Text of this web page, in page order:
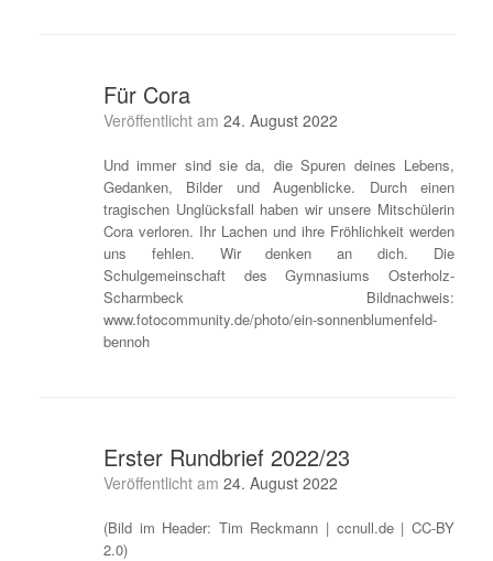
Für Cora
Veröffentlicht am 24. August 2022
Und immer sind sie da, die Spuren deines Lebens,
Gedanken, Bilder und Augenblicke. Durch einen
tragischen Unglücksfall haben wir unsere Mitschülerin
Cora verloren. Ihr Lachen und ihre Fröhlichkeit werden
uns fehlen. Wir denken an dich. Die
Schulgemeinschaft des Gymnasiums Osterholz-
Scharmbeck Bildnachweis:
www.fotocommunity.de/photo/ein-sonnenblumenfeld-
bennoh
Erster Rundbrief 2022/23
Veröffentlicht am 24. August 2022
(Bild im Header: Tim Reckmann | ccnull.de | CC-BY
2.0)